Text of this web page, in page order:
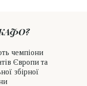
чемпіони
Європи та
збірної